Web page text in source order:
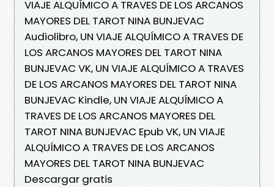
VIAJE ALQUÍMICO A TRAVES DE LOS ARCANOS
MAYORES DEL TAROT NINA BUNJEVAC
Audiolibro, UN VIAJE ALQUÍMICO A TRAVES DE
LOS ARCANOS MAYORES DEL TAROT NINA
BUNJEVAC VK, UN VIAJE ALQUÍMICO A TRAVES
DE LOS ARCANOS MAYORES DEL TAROT NINA
BUNJEVAC Kindle, UN VIAJE ALQUÍMICO A
TRAVES DE LOS ARCANOS MAYORES DEL
TAROT NINA BUNJEVAC Epub VK, UN VIAJE
ALQUÍMICO A TRAVES DE LOS ARCANOS
MAYORES DEL TAROT NINA BUNJEVAC
Descargar gratis